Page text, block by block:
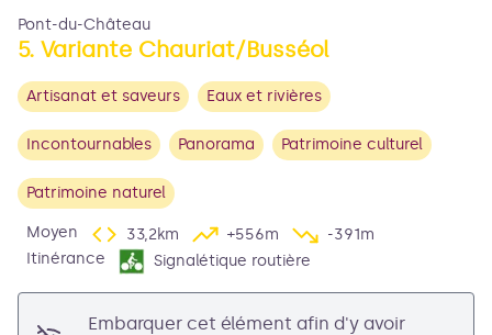
Voir l'image en plein écran
Pont-du-Château
5. Variante Chauriat/Busséol
Artisanat et saveurs Eaux et rivières
Incontournables Panorama Patrimoine culturel
Patrimoine naturel
Moyen 33,2km +556m
-391m
Itinérance
Signalétique routière
Embarquer cet élément afin d'y avoir